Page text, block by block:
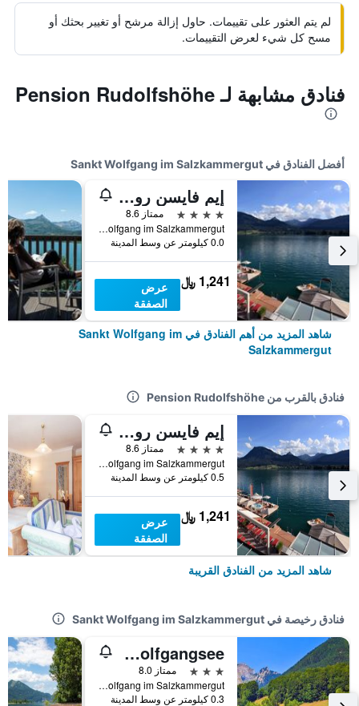
لم يتم العثور على تقييمات. حاول إزالة مرشح أو تغيير بحثك أو
مسح كل شيء لعرض التقييمات.
فنادق مشابهة لـ Pension Rudolfshöhe
أفضل الفنادق في Sankt Wolfgang im Salzkammergut
إيم فايسن روسل آم ولفجانجسي
4 نجوم
ممتاز 8.6
Markt 74, Sankt Wolfgang im Salzkammergut, النمسا العليا, النمسا
0.0 كيلومتر عن وسط المدينة
1,241 ﷼
عرض
الصفقة
شاهد المزيد من أهم الفنادق في Sankt Wolfgang im
Salzkammergut
فنادق بالقرب من Pension Rudolfshöhe
إيم فايسن روسل آم ولفجانجسي
4 نجوم
ممتاز 8.6
Markt 74, Sankt Wolfgang im Salzkammergut, النمسا العليا, النمسا
0.5 كيلومتر عن وسط المدينة
1,241 ﷼
عرض
الصفقة
شاهد المزيد من الفنادق القريبة
فنادق رخيصة في Sankt Wolfgang im Salzkammergut
Hotel Seerose Wolfgangsee
3 نجوم
ممتاز 8.0
Markt 114, Sankt Wolfgang im Salzkammergut, النمسا العليا, النمسا
0.3 كيلومتر عن وسط المدينة